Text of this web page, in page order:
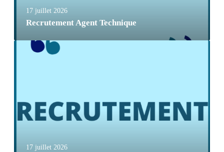
17 juillet 2026
Recrutement Agent Technique
17 juillet 2026